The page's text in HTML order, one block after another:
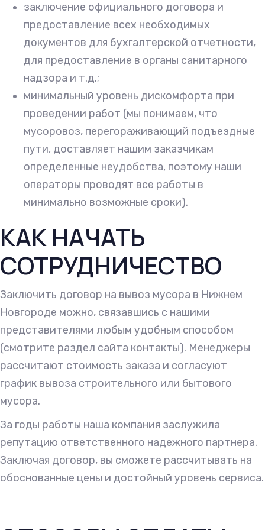
заключение официального договора и
предоставление всех необходимых
документов для бухгалтерской отчетности,
для предоставление в органы санитарного
надзора и т.д.;
минимальный уровень дискомфорта при
проведении работ (мы понимаем, что
мусоровоз, перегораживающий подъездные
пути, доставляет нашим заказчикам
определенные неудобства, поэтому наши
операторы проводят все работы в
минимально возможные сроки).
КАК НАЧАТЬ
СОТРУДНИЧЕСТВО
Заключить договор на вывоз мусора в Нижнем
Новгороде можно, связавшись с нашими
представителями любым удобным способом
(смотрите раздел сайта контакты). Менеджеры
рассчитают стоимость заказа и согласуют
график вывоза строительного или бытового
мусора.
За годы работы наша компания заслужила
репутацию ответственного надежного партнера.
Заключая договор, вы сможете рассчитывать на
обоснованные цены и достойный уровень сервиса.